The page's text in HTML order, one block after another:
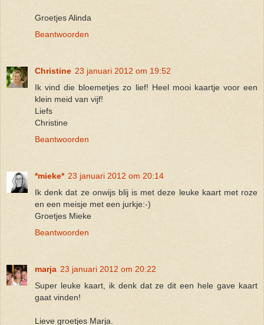
Groetjes Alinda
Beantwoorden
Christine 23 januari 2012 om 19:52
Ik vind die bloemetjes zo lief! Heel mooi kaartje voor een
klein meid van vijf!
Liefs
Christine
Beantwoorden
*mieke* 23 januari 2012 om 20:14
Ik denk dat ze onwijs blij is met deze leuke kaart met roze
en een meisje met een jurkje:-)
Groetjes Mieke
Beantwoorden
marja 23 januari 2012 om 20:22
Super leuke kaart, ik denk dat ze dit een hele gave kaart
gaat vinden!
Lieve groetjes Marja.